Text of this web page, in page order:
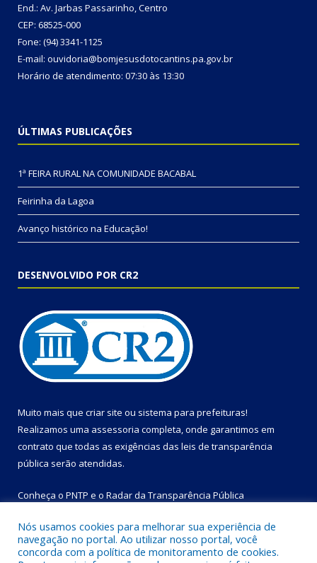
End.: Av. Jarbas Passarinho, Centro
CEP: 68525-000
Fone: (94) 3341-1125
E-mail: ouvidoria@bomjesusdotocantins.pa.gov.br
Horário de atendimento: 07:30 às 13:30
ÚLTIMAS PUBLICAÇÕES
1ª FEIRA RURAL NA COMUNIDADE BACABAL
Feirinha da Lagoa
Avanço histórico na Educação!
DESENVOLVIDO POR CR2
Muito mais que criar site ou sistema para prefeituras!
Realizamos uma assessoria completa, onde garantimos em
contrato que todas as exigências das leis de transparência
pública serão atendidas.
Conheça o PNTP e o Radar da Transparência Pública
Nós usamos cookies para melhorar sua experiência de
navegação no portal. Ao utilizar nosso portal, você
concorda com a política de monitoramento de cookies.